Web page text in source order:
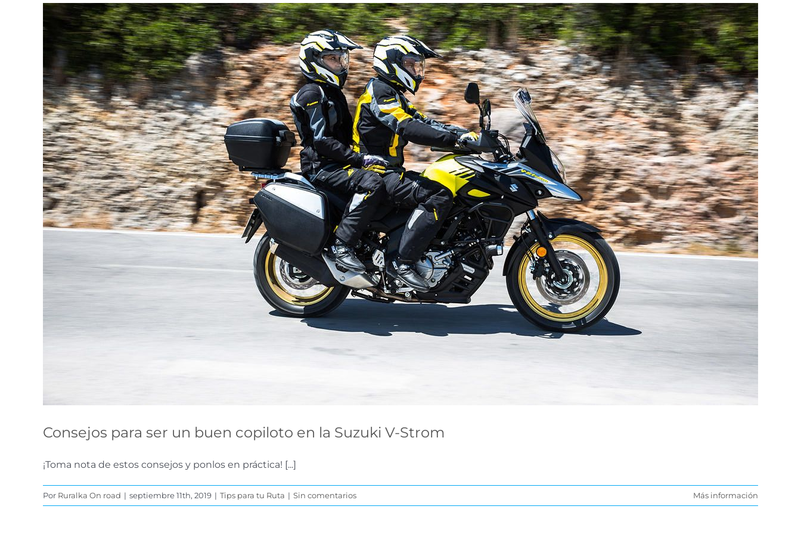
Consejos para ser un buen copiloto en la Suzuki V-Strom
Tips para tu Ruta
Consejos para ser un buen copiloto en la Suzuki V-Strom
¡Toma nota de estos consejos y ponlos en práctica! [...]
Por Ruralka On road | septiembre 11th, 2019 | Tips para tu Ruta | Sin comentarios Más información